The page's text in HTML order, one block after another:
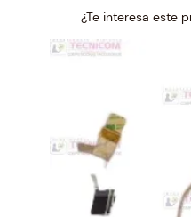
¿Te interesa este